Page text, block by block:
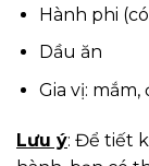
Hành phi
Dầu ăn
Gia vị:
Lưu ý: Để tiết